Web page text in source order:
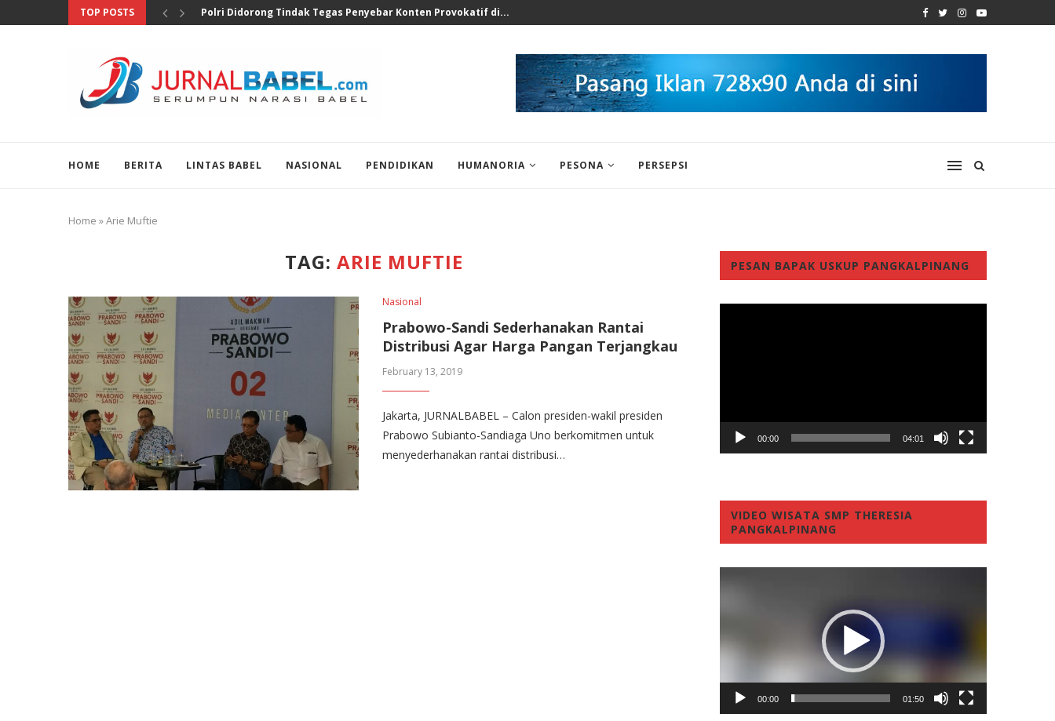
TOP POSTS Soroti Temuan Senjata dan Narkotika di Sekolah Swasta...
HOME BERITA LINTAS BABEL NASIONAL PENDIDIKAN HUMANORIA PESONA PERSEPSI
Home »Arie Muftie
TAG:ARIE MUFTIE
Nasional
Prabowo-Sandi Sederhanakan Rantai
Distribusi Agar Harga Pangan Terjangkau
February 13, 2019
Jakarta, JURNALBABEL – Calon presiden-wakil presiden
Prabowo Subianto-Sandiaga Uno berkomitmen untuk
menyederhanakan rantai distribusi…
PESAN BAPAK USKUP PANGKALPINANG
00:00 04:01
VIDEO WISATA SMP THERESIA
PANGKALPINANG
00:00 01:50